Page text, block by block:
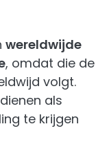
wereldwijde
, omdat die de
volgt.
als
te krijgen